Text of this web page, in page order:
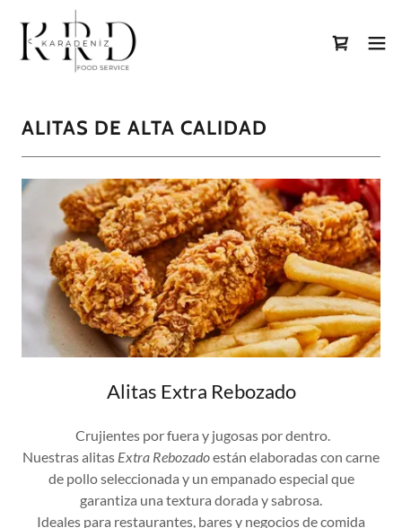
ALITAS DE ALTA CALIDAD
Alitas Extra Rebozado
Crujientes por fuera y jugosas por dentro.
Nuestras alitas Extra Rebozadoestán elaboradas con carne
de pollo seleccionada y un empanado especial que
garantiza una textura dorada y sabrosa.
Ideales para restaurantes, bares y negocios de comida